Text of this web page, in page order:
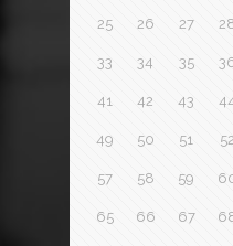
25 26 27
33 34 35
41 42 43
49 50 51 52
57 58 59
65 66 67